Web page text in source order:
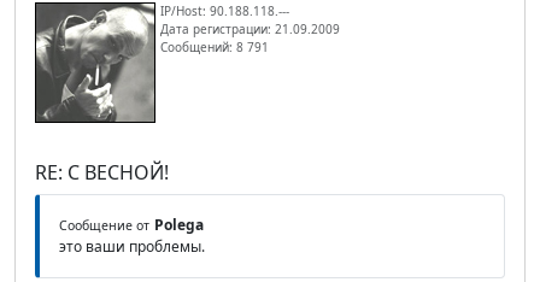
IP/Host: 90.188.118.---
Дата регистрации: 21.09.2009
Сообщений: 8 791
RE: С ВЕСНОЙ!
Сообщение от Polega
это ваши проблемы.